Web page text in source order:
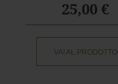
25,00 €
VAI AL PRODOTTO